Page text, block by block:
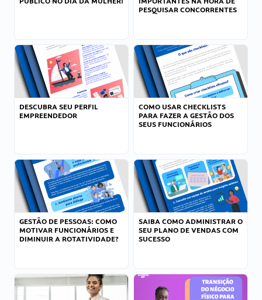
PESQUISAR CONCORRENTES
DESCUBRA SEU PERFIL
EMPREENDEDOR
COMO USAR CHECKLISTS
PARA FAZER A GESTÃO DOS
SEUS FUNCIONÁRIOS
GESTÃO DE PESSOAS: COMO
MOTIVAR FUNCIONÁRIOS E
DIMINUIR A ROTATIVIDADE?
SAIBA COMO ADMINISTRAR O
SEU PLANO DE VENDAS COM
SUCESSO